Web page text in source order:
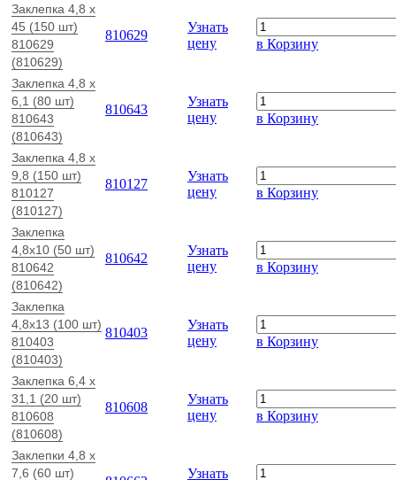
Заклепка 4,8 x
45 (150 шт)
810629
(810629)
810629
Узнать
цену
в Корзину
Заклепка 4,8 x
6,1 (80 шт)
810643
(810643)
810643
Узнать
цену
в Корзину
Заклепка 4,8 x
9,8 (150 шт)
810127
(810127)
810127
Узнать
цену
в Корзину
Заклепка
4,8х10 (50 шт)
810642
(810642)
810642
Узнать
цену
в Корзину
Заклепка
4,8х13 (100 шт)
810403
(810403)
810403
Узнать
цену
в Корзину
Заклепка 6,4 x
31,1 (20 шт)
810608
(810608)
810608
Узнать
цену
в Корзину
Заклепки 4,8 x
7,6 (60 шт)
Узнать